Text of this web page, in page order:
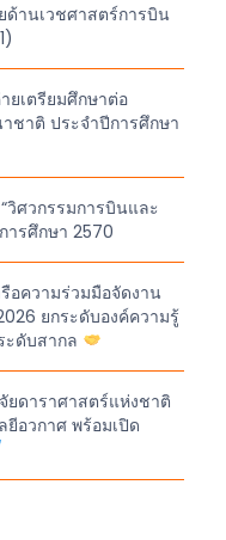
ด้านเวชศาสตร์การบิน
ยเตรียมศึกษาต่อ
ชาติ ประจำปีการศึกษา
วิศวกรรมการบินและ
รศึกษา 2570
อความร่วมมือจัดงาน
ยกระดับองค์ความรู้
ดับสากล
ยดาราศาสตร์แห่งชาติ
อวกาศ พร้อมเปิด